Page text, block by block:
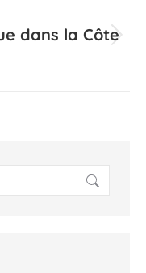
dans la Côte